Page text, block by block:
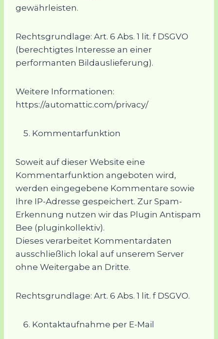
gewährleisten.
Rechtsgrundlage: Art. 6 Abs. 1 lit. f DSGVO
(berechtigtes Interesse an einer
performanten Bildauslieferung).
Weitere Informationen:
https://automattic.com/privacy/
Kommentarfunktion
Soweit auf dieser Website eine
Kommentarfunktion angeboten wird,
werden eingegebene Kommentare sowie
Ihre IP-Adresse gespeichert. Zur Spam-
Erkennung nutzen wir das Plugin Antispam
Bee (pluginkollektiv).
Dieses verarbeitet Kommentardaten
ausschließlich lokal auf unserem Server
ohne Weitergabe an Dritte.
Rechtsgrundlage: Art. 6 Abs. 1 lit. f DSGVO.
Kontaktaufnahme per E-Mail